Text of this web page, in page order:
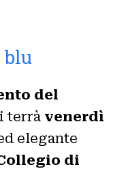
del
terrà venerdì
elegante
di